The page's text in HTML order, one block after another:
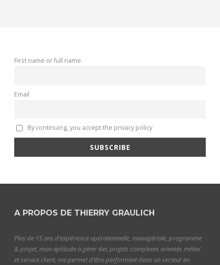
First name or full name
Email
By continuing, you accept the privacy policy
A PROPOS DE THIERRY GRAULICH
Plus de 15 ans d’expérience opérationnelle, managériale, programme
& projet, mon aptitude à gérer des projets complexes orientés métier
et service client, me permet d’être performant dans un secteur en